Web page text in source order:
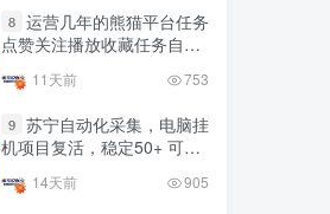
2年前 4556人已阅读
0粉0基础抖音做旅游直播，
30天带货250万GMV，纯利
10万，及经验
国内最多电脑挂机赚钱项目
8 运营几年的熊猫平台任务
点赞关注播放收藏任务自动
量
11天前 753
9 苏宁自动化采集，电脑挂
机项目复活，稳定50+ 可批
14天前 905